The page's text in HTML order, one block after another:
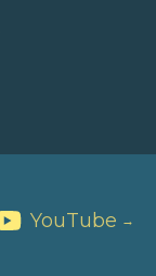
YouTube →